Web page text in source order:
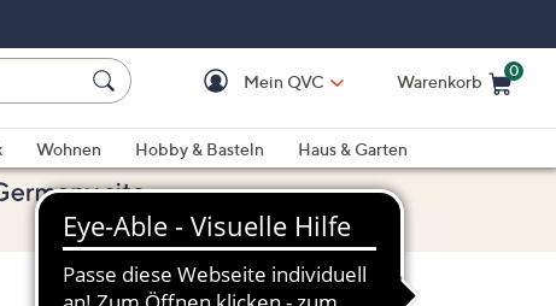
Mein QVC Warenkorb
0
Wohnen Hobby & Basteln
Haus & Garten